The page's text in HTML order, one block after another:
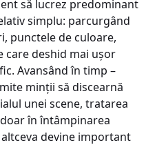
să lucrez predominant
simplu: parcurgând
punctele de culoare,
care deshid mai uşor
Avansând în timp –
minţii să discearnă
unei scene, tratarea
în întâmpinarea
devine important